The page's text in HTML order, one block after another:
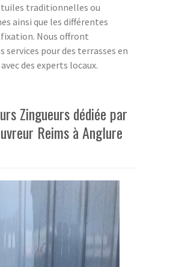
traditionnelles ou
ainsi que les différentes
Nous offront
services pour des terrasses en
des experts locaux.
Zingueurs dédiée par
Reims à Anglure